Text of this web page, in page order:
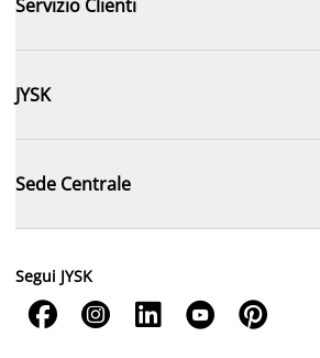
Servizio Clienti
JYSK
Sede Centrale
Segui JYSK
    